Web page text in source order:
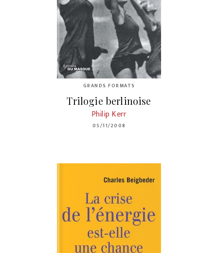
GRANDS FORMATS
Trilogie berlinoise
Philip Kerr
05/11/2008